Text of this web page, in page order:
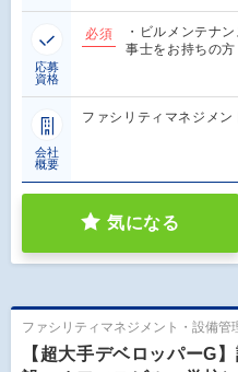
応募
資格
必須
・ビルメンテナ
事士をお持ちの方
会社
概要
ファシリティマネジメン
気になる
ファシリティマネジメント・設備管
【超大手デベロッパーG